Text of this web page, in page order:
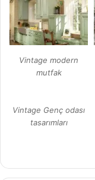
Vintage modern
mutfak
Vintage Genç odası
tasarımları